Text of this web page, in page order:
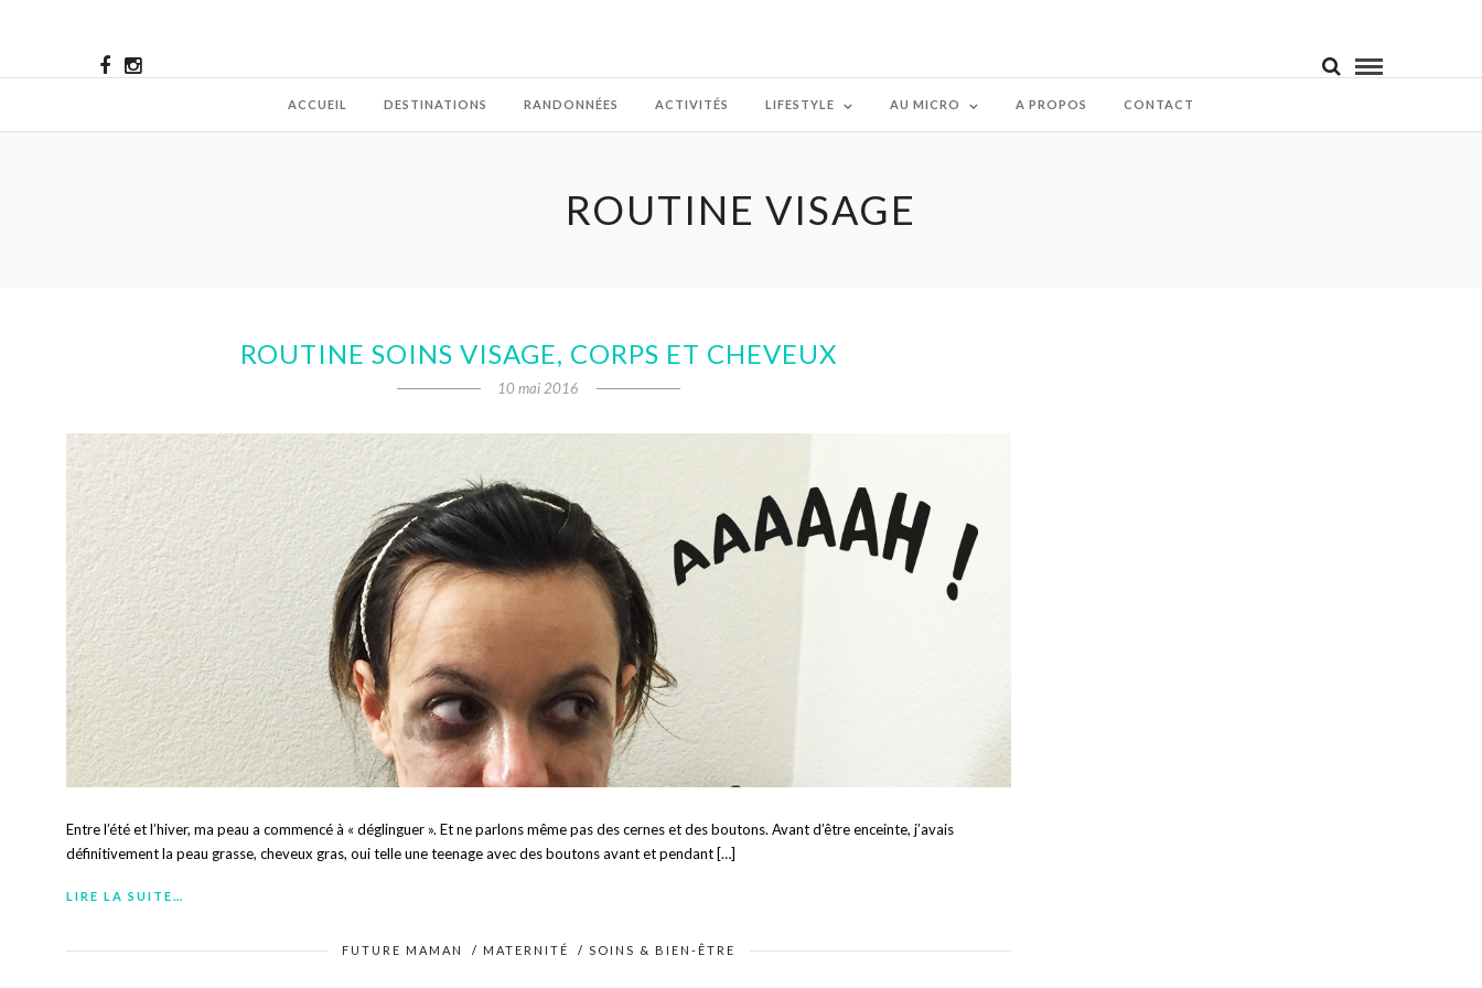
ACCUEIL DESTINATIONS RANDONNÉES ACTIVITÉS LIFESTYLE AU MICRO A PROPOS CONTACT
ROUTINE VISAGE
ROUTINE SOINS VISAGE, CORPS ET CHEVEUX
10 mai 2016
Entre l’été et l’hiver, ma peau a commencé à « déglinguer ». Et ne parlons même pas des cernes et des boutons. Avant d’être enceinte, j’avais
définitivement la peau grasse, cheveux gras, oui telle une teenage avec des boutons avant et pendant […]
LIRE LA SUITE…
FUTURE MAMAN / MATERNITÉ / SOINS & BIEN-ÊTRE